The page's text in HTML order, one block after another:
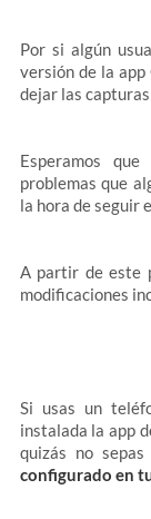
Por si algún
versión de la
dejar las
Esperamos
problemas que
la hora de seguir
A partir de este
modificaciones
Si usas un
instalada la app
quizás no
configurado en